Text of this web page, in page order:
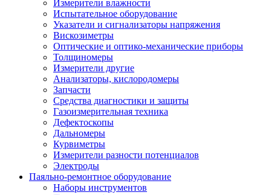
Измерители влажности
Испытательное оборудование
Указатели и сигнализаторы напряжения
Вискозиметры
Оптические и оптико-механические приборы
Толщиномеры
Измерители другие
Анализаторы, кислородомеры
Запчасти
Средства диагностики и защиты
Газоизмерительная техника
Дефектоскопы
Дальномеры
Курвиметры
Измерители разности потенциалов
Электроды
Паяльно-ремонтное оборудование
Наборы инструментов